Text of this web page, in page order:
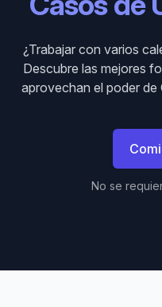
¿Trabajar con varios
Descubre las mejores
aprovechan el poder de
No se